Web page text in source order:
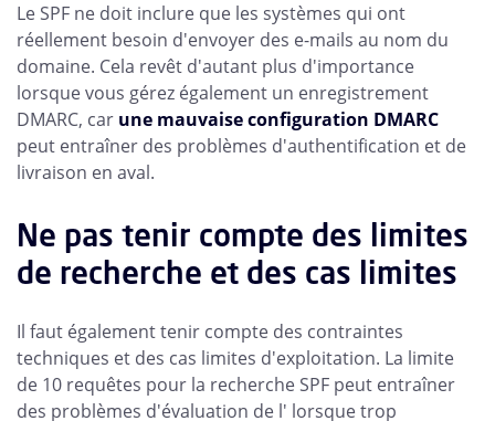
Le SPF ne doit inclure que les systèmes qui ont
réellement besoin d'envoyer des e-mails au nom du
domaine. Cela revêt d'autant plus d'importance
lorsque vous gérez également un enregistrement
DMARC, car une mauvaise configuration DMARC
peut entraîner des problèmes d'authentification et de
livraison en aval.
Ne pas tenir compte des limites
de recherche et des cas limites
Il faut également tenir compte des contraintes
techniques et des cas limites d'exploitation. La limite
de 10 requêtes pour la recherche SPF peut entraîner
des problèmes d'évaluation de l' lorsque trop